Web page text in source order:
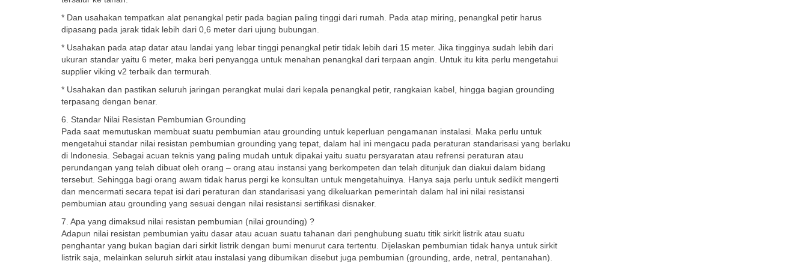
* Dan usahakan tempatkan alat penangkal petir pada bagian paling tinggi dari rumah. Pada atap miring, penangkal petir harus
dipasang pada jarak tidak lebih dari 0,6 meter dari ujung bubungan.
* Usahakan pada atap datar atau landai yang lebar tinggi penangkal petir tidak lebih dari 15 meter. Jika tingginya sudah lebih dari
ukuran standar yaitu 6 meter, maka beri penyangga untuk menahan penangkal dari terpaan angin. Untuk itu kita perlu mengetahui
supplier viking v2 terbaik dan termurah.
* Usahakan dan pastikan seluruh jaringan perangkat mulai dari kepala penangkal petir, rangkaian kabel, hingga bagian grounding
terpasang dengan benar.
6. Standar Nilai Resistan Pembumian Grounding
Pada saat memutuskan membuat suatu pembumian atau grounding untuk keperluan pengamanan instalasi. Maka perlu untuk
mengetahui standar nilai resistan pembumian grounding yang tepat, dalam hal ini mengacu pada peraturan standarisasi yang berlaku
di Indonesia. Sebagai acuan teknis yang paling mudah untuk dipakai yaitu suatu persyaratan atau refrensi peraturan atau
perundangan yang telah dibuat oleh orang – orang atau instansi yang berkompeten dan telah ditunjuk dan diakui dalam bidang
tersebut. Sehingga bagi orang awam tidak harus pergi ke konsultan untuk mengetahuinya. Hanya saja perlu untuk sedikit mengerti
dan mencermati secara tepat isi dari peraturan dan standarisasi yang dikeluarkan pemerintah dalam hal ini nilai resistansi
pembumian atau grounding yang sesuai dengan nilai resistansi sertifikasi disnaker.
7. Apa yang dimaksud nilai resistan pembumian (nilai grounding) ?
Adapun nilai resistan pembumian yaitu dasar atau acuan suatu tahanan dari penghubung suatu titik sirkit listrik atau suatu
penghantar yang bukan bagian dari sirkit listrik dengan bumi menurut cara tertentu. Dijelaskan pembumian tidak hanya untuk sirkit
listrik saja, melainkan seluruh sirkit atau instalasi yang dibumikan disebut juga pembumian (grounding, arde, netral, pentanahan).